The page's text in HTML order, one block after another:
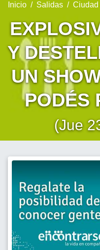
Inicio Salidas Ciudad
Y
UN
PODÉS
(Jue